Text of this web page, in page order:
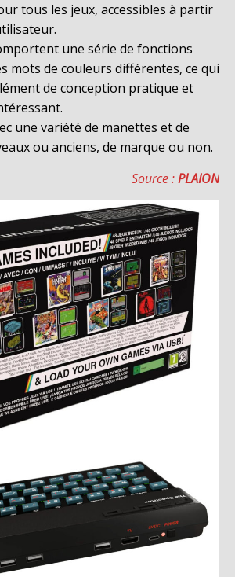
tous les jeux, accessibles à partir
une série de fonctions
mots de couleurs différentes, ce qui
de conception pratique et
une variété de manettes et de
ou anciens, de marque ou non.
Source :PLAION